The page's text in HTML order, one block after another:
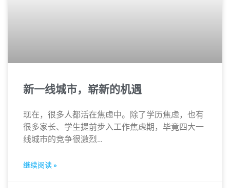
新一线城市，崭新的机遇
现在，很多人都活在焦虑中。除了学历焦虑，也有
很多家长、学生提前步入工作焦虑期，毕竟四大一
线城市的竞争很激烈…
继续阅读 »